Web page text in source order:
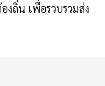
ถิ่น เพื่อรวบรวมส่ง